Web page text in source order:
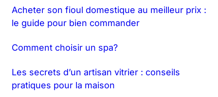
Acheter son fioul domestique au meilleur prix :
le guide pour bien commander
Comment choisir un spa?
Les secrets d’un artisan vitrier : conseils
pratiques pour la maison